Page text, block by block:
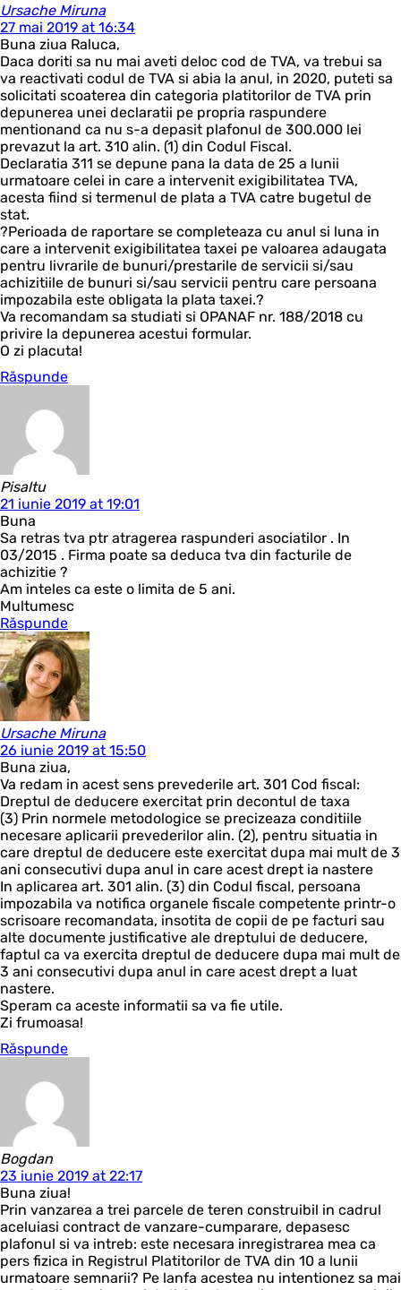
Ursache Miruna
27 mai 2019 at 16:34
Buna ziua Raluca,
Daca doriti sa nu mai aveti deloc cod de TVA, va trebui sa
va reactivati codul de TVA si abia la anul, in 2020, puteti sa
solicitati scoaterea din categoria platitorilor de TVA prin
depunerea unei declaratii pe propria raspundere
mentionand ca nu s-a depasit plafonul de 300.000 lei
prevazut la art. 310 alin. (1) din Codul Fiscal.
Declaratia 311 se depune pana la data de 25 a lunii
urmatoare celei in care a intervenit exigibilitatea TVA,
acesta fiind si termenul de plata a TVA catre bugetul de
stat.
?Perioada de raportare se completeaza cu anul si luna in
care a intervenit exigibilitatea taxei pe valoarea adaugata
pentru livrarile de bunuri/prestarile de servicii si/sau
achizitiile de bunuri si/sau servicii pentru care persoana
impozabila este obligata la plata taxei.?
Va recomandam sa studiati si OPANAF nr. 188/2018 cu
privire la depunerea acestui formular.
O zi placuta!
Răspunde
Pisaltu
21 iunie 2019 at 19:01
Buna
Sa retras tva ptr atragerea raspunderi asociatilor . In
03/2015 . Firma poate sa deduca tva din facturile de
achizitie ?
Am inteles ca este o limita de 5 ani.
Multumesc
Răspunde
Ursache Miruna
26 iunie 2019 at 15:50
Buna ziua,
Va redam in acest sens prevederile art. 301 Cod fiscal:
Dreptul de deducere exercitat prin decontul de taxa
(3) Prin normele metodologice se precizeaza conditiile
necesare aplicarii prevederilor alin. (2), pentru situatia in
care dreptul de deducere este exercitat dupa mai mult de 3
ani consecutivi dupa anul in care acest drept ia nastere
In aplicarea art. 301 alin. (3) din Codul fiscal, persoana
impozabila va notifica organele fiscale competente printr-o
scrisoare recomandata, insotita de copii de pe facturi sau
alte documente justificative ale dreptului de deducere,
faptul ca va exercita dreptul de deducere dupa mai mult de
3 ani consecutivi dupa anul in care acest drept a luat
nastere.
Speram ca aceste informatii sa va fie utile.
Zi frumoasa!
Răspunde
Bogdan
23 iunie 2019 at 22:17
Buna ziua!
Prin vanzarea a trei parcele de teren construibil in cadrul
aceluiasi contract de vanzare-cumparare, depasesc
plafonul si va intreb: este necesara inregistrarea mea ca
pers fizica in Registrul Platitorilor de TVA din 10 a lunii
urmatoare semnarii? Pe lanfa acestea nu intentionez sa mai